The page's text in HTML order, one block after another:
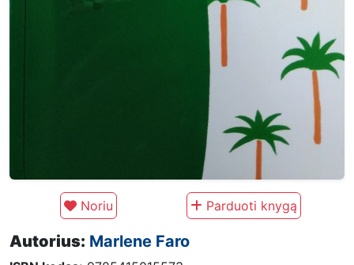
Noriu Parduoti knygą
Autorius: Marlene Faro